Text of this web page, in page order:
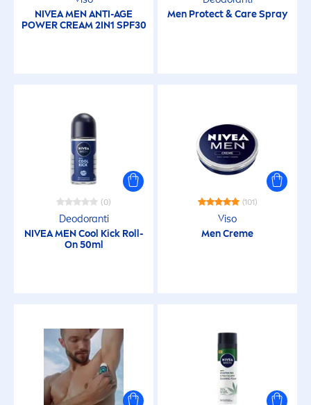
NIVEA MENANTI-AGE
POWER CREAM 2IN1 SPF30
Men Protect&CareSpray
(0)
Deodoranti
NIVEA MEN Cool KickRoll-
On 50ml
(101)
Viso
MenCreme